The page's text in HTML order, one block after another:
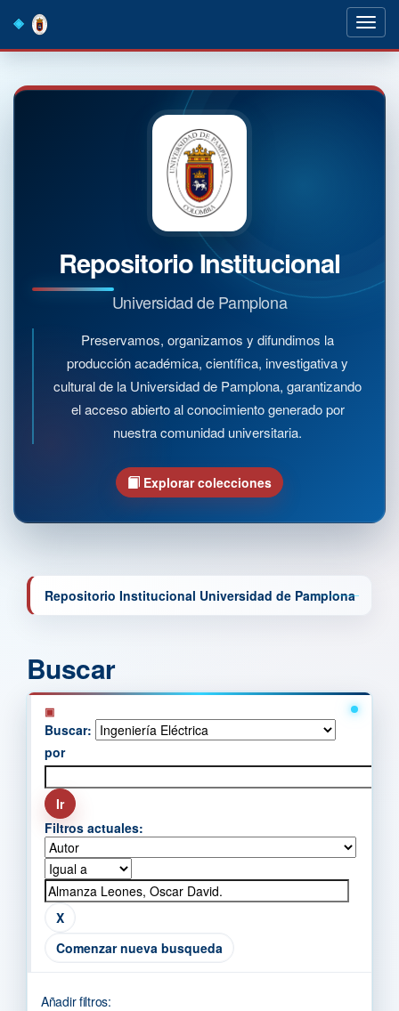
navigation
Repositorio Institucional
Universidad de Pamplona
Preservamos, organizamos y difundimos la
producción académica, científica, investigativa y
cultural de la Universidad de Pamplona, garantizando
el acceso abierto al conocimiento generado por
nuestra comunidad universitaria.
Explorar colecciones
Repositorio Institucional Universidad de Pamplona
Buscar
Buscar:
por
Filtros actuales:
Comenzar nueva busqueda
Añadir filtros: